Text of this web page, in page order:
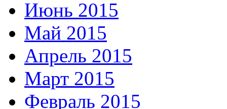
Июнь 2015
Май 2015
Апрель 2015
Март 2015
Февраль 2015